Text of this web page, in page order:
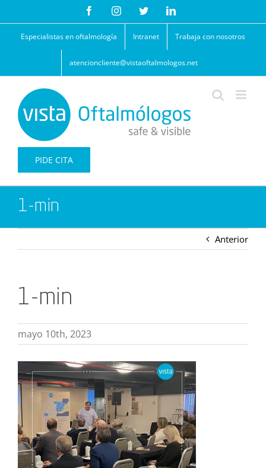
contenido
FacebookInstagramTwitterLinkedIn
Especialistas en oftalmología Intranet Trabaja con nosotros
atencioncliente@vistaoftalmologos.net
PIDE CITA
1-min
Anterior
1-min
mayo 10th, 2023